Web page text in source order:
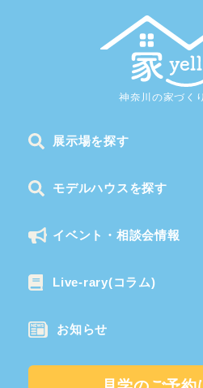
展示場を探す
モデルハウスを探す
イベント・相談会情報
Live-rary(コラム)
お知らせ